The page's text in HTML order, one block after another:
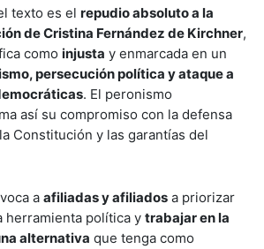
texto es el repudio absoluto a la
de Cristina Fernández de Kirchner,
como injusta y enmarcada en un
persecución política y ataque a
. El peronismo
así su compromiso con la defensa
Constitución y las garantías del
a afiliadas y afiliados a priorizar
herramienta política y trabajar en la
alternativa que tenga como